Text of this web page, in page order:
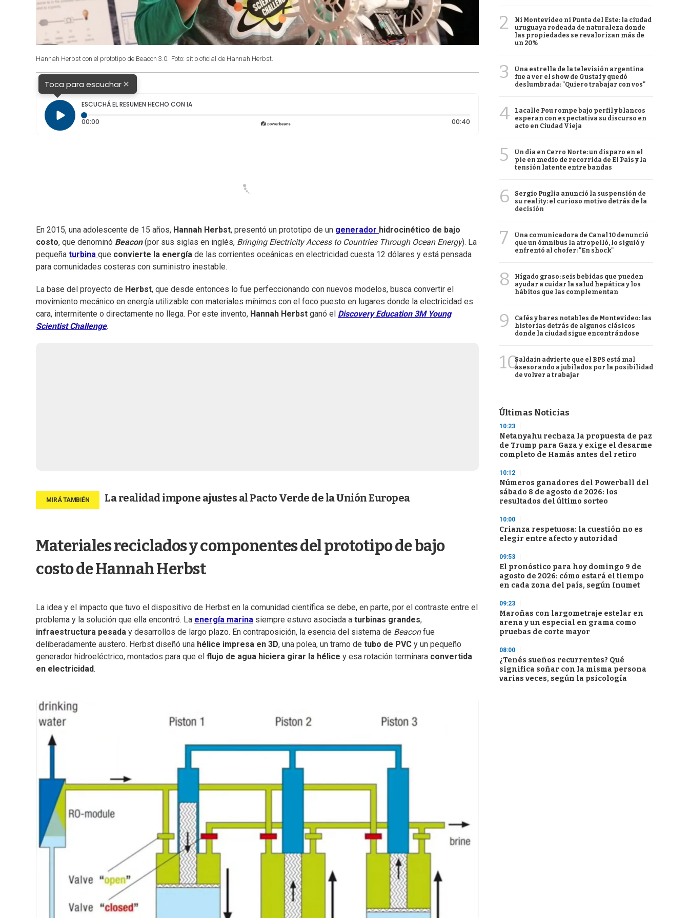
Hannah Herbst con el prototipo de Beacon 3.0. Foto: sitio oficial de Hannah Herbst.
Toca para escuchar×
ESCUCHÁ EL RESUMEN HECHO CON IA
00:00
00:40Duración: 40 segundos
En 2015, una adolescente de 15 años, Hannah Herbst, presentó un prototipo de un generador hidrocinético de bajo
costo, que denominó Beacon(por sus siglas en inglés, Bringing Electricity Access to Countries Through Ocean Energy). La
pequeña turbina que convierte la energía de las corrientes oceánicas en electricidad cuesta 12 dólares y está pensada
para comunidades costeras con suministro inestable.
La base del proyecto de Herbst, que desde entonces lo fue perfeccionando con nuevos modelos, busca convertir el
movimiento mecánico en energía utilizable con materiales mínimos con el foco puesto en lugares donde la electricidad es
cara, intermitente o directamente no llega. Por este invento, Hannah Herbst ganó el Discovery Education 3M Young
Scientist Challenge.
La realidad impone ajustes al Pacto Verde de la Unión Europea
Materiales reciclados y componentes del prototipo de bajo
costo de Hannah Herbst
La idea y el impacto que tuvo el dispositivo de Herbst en la comunidad científica se debe, en parte, por el contraste entre el
problema y la solución que ella encontró. La energía marina siempre estuvo asociada a turbinas grandes,
infraestructura pesada y desarrollos de largo plazo. En contraposición, la esencia del sistema de Beaconfue
deliberadamente austero. Herbst diseñó una hélice impresa en 3D, una polea, un tramo de tubo de PVC y un pequeño
generador hidroeléctrico, montados para que el flujo de agua hiciera girar la hélice y esa rotación terminara convertida
en electricidad.
2
Ni Montevideo ni Punta del Este: la ciudad
uruguaya rodeada de naturaleza donde
las propiedades se revalorizan más de
un 20%
3
Una estrella de la televisión argentina
fue a ver el show de Gustaf y quedó
deslumbrada: "Quiero trabajar con vos"
4
Lacalle Pou rompe bajo perfil y blancos
esperan con expectativa su discurso en
acto en Ciudad Vieja
5
Un día en Cerro Norte: un disparo en el
pie en medio de recorrida de El País y la
tensión latente entre bandas
6
Sergio Puglia anunció la suspensión de
su reality: el curioso motivo detrás de la
decisión
7
Una comunicadora de Canal 10 denunció
que un ómnibus la atropelló, lo siguió y
enfrentó al chofer: "En shock"
8
Hígado graso: seis bebidas que pueden
ayudar a cuidar la salud hepática y los
hábitos que las complementan
9
Cafés y bares notables de Montevideo: las
historias detrás de algunos clásicos
donde la ciudad sigue encontrándose
10Saldain advierte que el BPS está mal
asesorando a jubilados por la posibilidad
de volver a trabajar
Últimas Noticias
10:23
Netanyahu rechaza la propuesta de paz
de Trump para Gaza y exige el desarme
completo de Hamás antes del retiro
10:12
Números ganadores del Powerball del
sábado 8 de agosto de 2026: los
resultados del último sorteo
10:00
Crianza respetuosa: la cuestión no es
elegir entre afecto y autoridad
09:53
El pronóstico para hoy domingo 9 de
agosto de 2026: cómo estará el tiempo
en cada zona del país, según Inumet
09:23
Maroñas con largometraje estelar en
arena y un especial en grama como
pruebas de corte mayor
08:00
¿Tenés sueños recurrentes? Qué
significa soñar con la misma persona
varias veces, según la psicología